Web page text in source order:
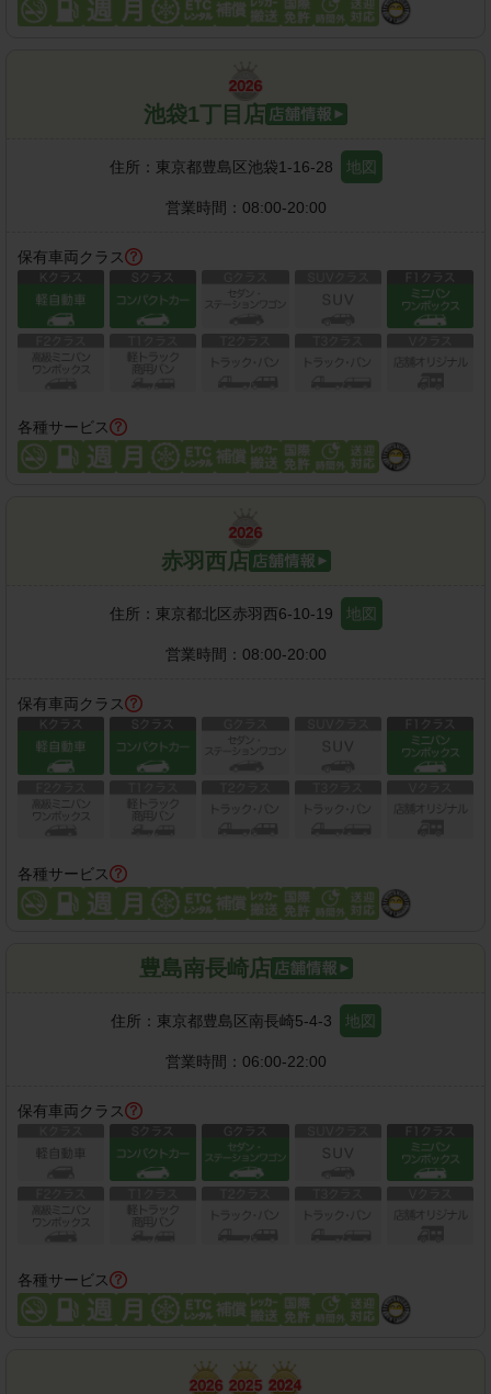
池袋1丁目店
住所： 東京都豊島区池袋1-16-28 地図
営業時間： 08:00-20:00
保有車両クラス
各種サービス
赤羽西店
住所： 東京都北区赤羽西6-10-19 地図
営業時間： 08:00-20:00
保有車両クラス
各種サービス
豊島南長崎店
住所： 東京都豊島区南長崎5-4-3 地図
営業時間： 06:00-22:00
保有車両クラス
各種サービス